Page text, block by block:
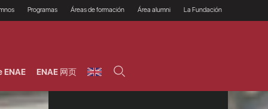
en empresas
de admisión
Programas
Programas Ejecutivos
Profesionales (Online)
Áreas de formación
Riesgos
Área alumni La Fundación
ENAE ENAE 网页